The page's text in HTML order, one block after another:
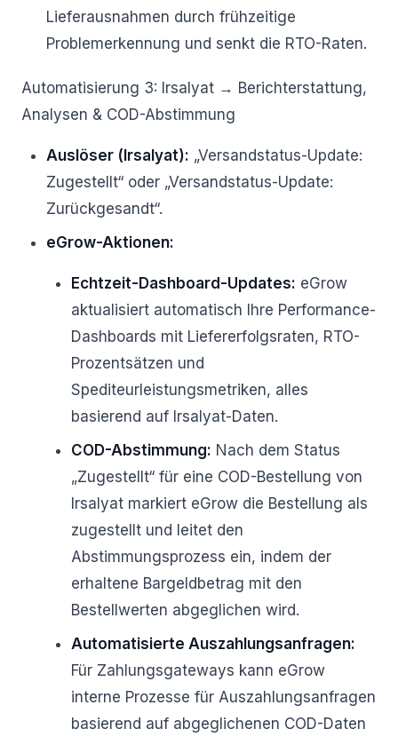
Lieferausnahmen durch frühzeitige
Problemerkennung und senkt die RTO-Raten.
Automatisierung 3: Irsalyat → Berichterstattung,
Analysen & COD-Abstimmung
Auslöser (Irsalyat): „Versandstatus-Update:
Zugestellt“ oder „Versandstatus-Update:
Zurückgesandt“.
eGrow-Aktionen:
Echtzeit-Dashboard-Updates: eGrow
aktualisiert automatisch Ihre Performance-
Dashboards mit Liefererfolgsraten, RTO-
Prozentsätzen und
Spediteurleistungsmetriken, alles
basierend auf Irsalyat-Daten.
COD-Abstimmung: Nach dem Status
„Zugestellt“ für eine COD-Bestellung von
Irsalyat markiert eGrow die Bestellung als
zugestellt und leitet den
Abstimmungsprozess ein, indem der
erhaltene Bargeldbetrag mit den
Bestellwerten abgeglichen wird.
Automatisierte Auszahlungsanfragen:
Für Zahlungsgateways kann eGrow
interne Prozesse für Auszahlungsanfragen
basierend auf abgeglichenen COD-Daten